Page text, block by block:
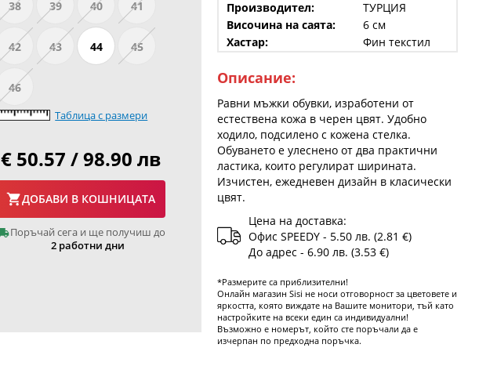
38 39 40 41
42 43 44 45
46
Таблица с размери
€ 50.57 / 98.90 лв
ДОБАВИ В КОШНИЦАТА
Поръчай сега и ще получиш до
2 работни дни
Производител:
ТУРЦИЯ
Височина на саята:
6 см
Хастар:
Фин текстил
Описание:
Равни мъжки обувки, изработени от
естествена кожа в черен цвят. Удобно
ходило, подсилено с кожена стелка.
Обуването е улеснено от два практични
ластика, които регулират ширината.
Изчистен, ежедневен дизайн в класически
цвят.
Цена на доставка:
Офис SPEEDY - 5.50 лв. (2.81 €)
До адрес - 6.90 лв. (3.53 €)
*Размерите са приблизителни!
Онлайн магазин Sisi не носи отговорност за цветовете и
яркостта, която виждате на Вашите монитори, тъй като
настройките на всеки един са индивидуални!
Възможно е номерът, който сте поръчали да е
изчерпан по предходна поръчка.